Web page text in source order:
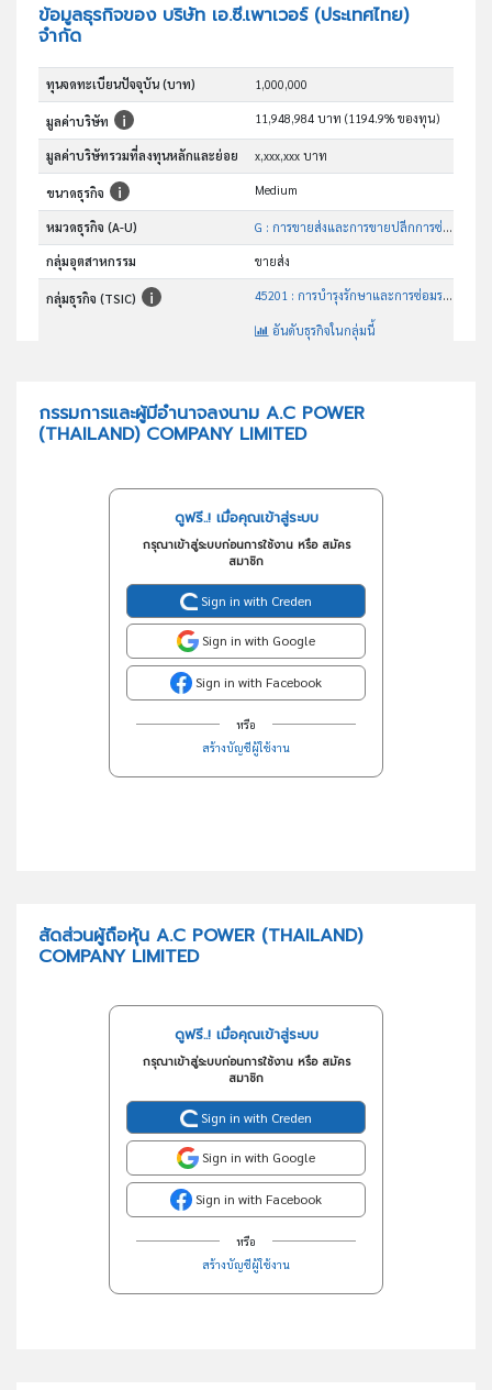
ข้อมูลธุรกิจของ บริษัท เอ.ซี.เพาเวอร์ (ประเทศไทย)
จำกัด
ทุนจดทะเบียนปัจจุบัน (บาท) 1,000,000
มูลค่าบริษัท 11,948,984 บาท (1194.9% ของทุน)
มูลค่าบริษัทรวมที่ลงทุนหลักและย่อย x,xxx,xxx บาท
ขนาดธุรกิจ Medium
หมวดธุรกิจ (A-U) G : การขายส่งและการขายปลีกการซ่อมยานยนต์และ จักรยานยนต์
กลุ่มอุตสาหกรรม ขายส่ง
กลุ่มธุรกิจ (TSIC) 45201 : การบำรุงรักษาและการซ่อมระบบเครื่องยนต์และชิ้นส่วนยานยนต์
อันดับธุรกิจในกลุ่มนี้
กรรมการและผู้มีอำนาจลงนาม A.C POWER
(THAILAND) COMPANY LIMITED
ดูฟรี..! เมื่อคุณเข้าสู่ระบบ
กรุณาเข้าสู่ระบบก่อนการใช้งาน หรือ สมัคร
สมาชิก
Sign in with Creden
Sign in with Google
Sign in with Facebook
หรือ
สร้างบัญชีผู้ใช้งาน
สัดส่วนผู้ถือหุ้น A.C POWER (THAILAND)
COMPANY LIMITED
ดูฟรี..! เมื่อคุณเข้าสู่ระบบ
กรุณาเข้าสู่ระบบก่อนการใช้งาน หรือ สมัคร
สมาชิก
Sign in with Creden
Sign in with Google
Sign in with Facebook
หรือ
สร้างบัญชีผู้ใช้งาน